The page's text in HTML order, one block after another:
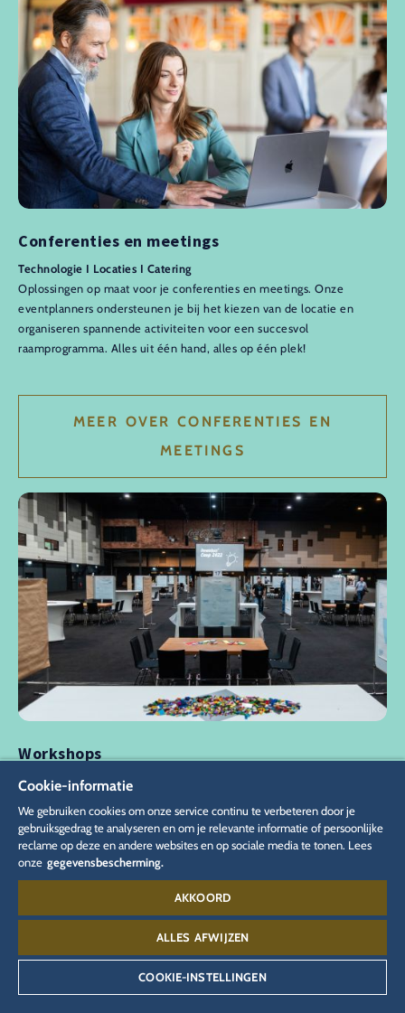
Conferenties en meetings
Technologie I Locaties I Catering
Oplossingen op maat voor je conferenties en meetings. Onze
eventplanners ondersteunen je bij het kiezen van de locatie en
organiseren spannende activiteiten voor een succesvol
raamprogramma. Alles uit één hand, alles op één plek!
MEER OVER CONFERENTIES EN
MEETINGS
Workshops
Methodes I Locaties I Teamgeest
juiste locatie voor elk conferentiedoel. World-Café, Fish-Bowl of
Barcamp: wij bieden de juiste setting voor elk format.
MEER OVER WORKSHOPS
Cookie-informatie
We gebruiken cookies om onze service continu te verbeteren door je
gebruiksgedrag te analyseren en om je relevante informatie of persoonlijke
reclame op deze en andere websites en op sociale media te tonen. Lees
onze gegevensbescherming.
AKKOORD
ALLES AFWIJZEN
COOKIE-INSTELLINGEN